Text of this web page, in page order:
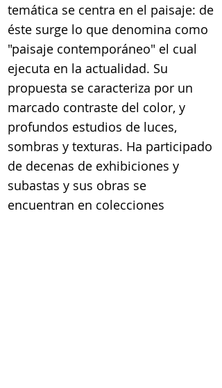
temática se centra en el paisaje: de
éste surge lo que denomina como
"paisaje contemporáneo" el cual
ejecuta en la actualidad. Su
propuesta se caracteriza por un
marcado contraste del color, y
profundos estudios de luces,
sombras y texturas. Ha participado
de decenas de exhibiciones y
subastas y sus obras se
encuentran en colecciones